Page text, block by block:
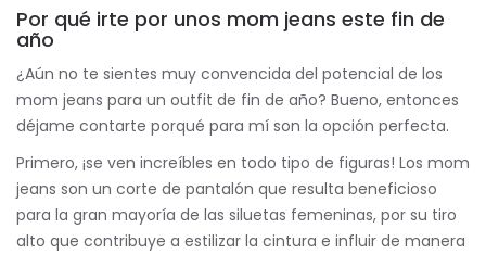
Por qué irte por unos mom jeans este fin de
año
¿Aún no te sientes muy convencida del potencial de los
mom jeans para un outfit de fin de año? Bueno, entonces
déjame contarte porqué para mí son la opción perfecta.
Primero, ¡se ven increíbles en todo tipo de figuras! Los mom
jeans son un corte de pantalón que resulta beneficioso
para la gran mayoría de las siluetas femeninas, por su tiro
alto que contribuye a estilizar la cintura e influir de manera